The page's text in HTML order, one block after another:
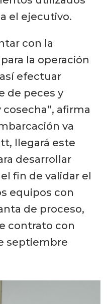
el ejecutivo.
con la
la operación
efectuar
de peces y
afirma
va
llegará este
desarrollar
fin de validar el
equipos con
de proceso,
contrato con
septiembre